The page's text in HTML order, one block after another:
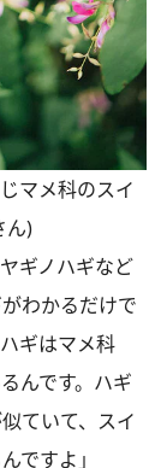
マメ科のスイ
ん)
ギノハギなど
わかるだけで
ギはマメ科
んです。ハギ
ていて、スイ
ですよ」